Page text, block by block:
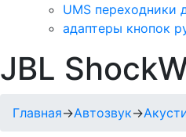
UMS переходники
адаптеры кнопок
JBL
Главная→Автозвук→